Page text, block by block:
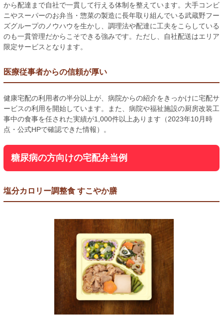
から配達まで自社で一貫して行える体制を整えています。大手コンビ
ニやスーパーのお弁当・惣菜の製造に長年取り組んでいる武蔵野フー
ズグループのノウハウを生かし、調理法や配達に工夫をこらしている
のも一貫管理だからこそできる強みです。ただし、自社配送はエリア
限定サービスとなります。
医療従事者からの信頼が厚い
健康宅配の利用者の半分以上が、病院からの紹介をきっかけに宅配サ
ービスの利用を開始しています。また、病院や福祉施設の厨房改装工
事中の食事を任された実績が1,000件以上あります（2023年10月時
点・公式HPで確認できた情報）。
糖尿病の方向けの宅配弁当例
塩分カロリー調整食 すこやか膳